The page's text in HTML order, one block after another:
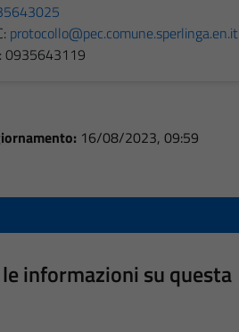
protocollo@pec.comune.sperlinga.en.it
0935643119
16/08/2023, 09:59
informazioni su questa